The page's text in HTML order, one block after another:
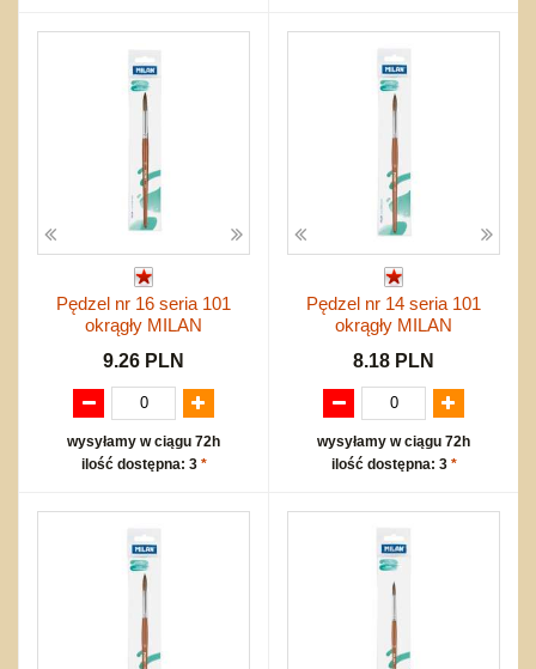
Pędzel nr 16 seria 101
okrągły MILAN
9.26 PLN
wysyłamy w ciągu 72h
ilość dostępna: 3 *
Pędzel nr 14 seria 101
okrągły MILAN
8.18 PLN
wysyłamy w ciągu 72h
ilość dostępna: 3 *